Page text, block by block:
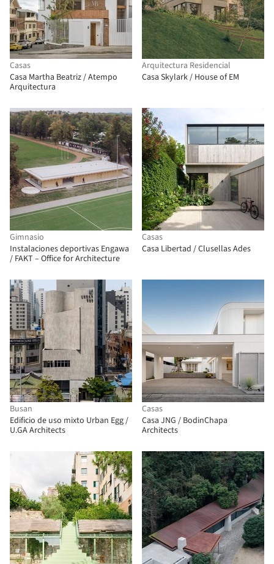
Casas
Casa Martha Beatriz / Atempo
Arquitectura
Arquitectura Residencial
Casa Skylark / House of EM
Gimnasio
Instalaciones deportivas Engawa
/ FAKT – Office for Architecture
Casas
Casa Libertad / Clusellas Ades
Busan
Edificio de uso mixto Urban Egg /
U.GA Architects
Casas
Casa JNG / BodinChapa
Architects